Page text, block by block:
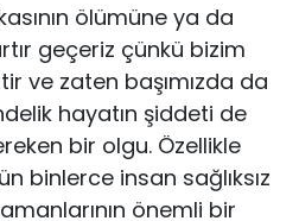
ölümüne ya da
geçeriz çünkü bizim
ve zaten başımızda da
hayatın şiddeti de
bir olgu. Özellikle
binlerce insan sağlıksız
önemli bir